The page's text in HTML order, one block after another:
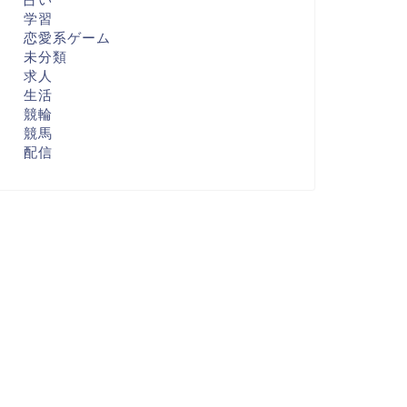
学習
恋愛系ゲーム
未分類
求人
生活
競輪
競馬
配信